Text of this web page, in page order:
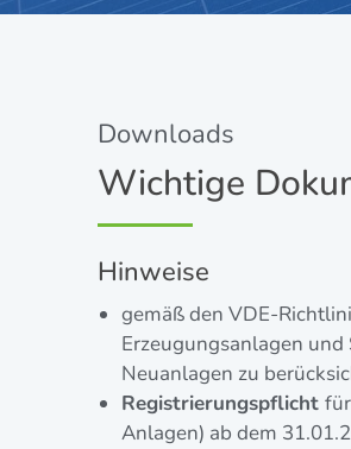
Down­loads
Wichtige
Hinweise
gemäß den VDE-
Erzeu­gungs­an­la­gen
Neu­an­la­gen zu
Regis­trie­rungs­pflicht
Anla­gen) ab dem